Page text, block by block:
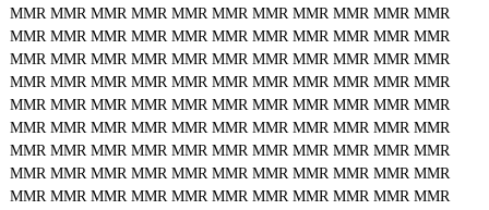
MMR MMR MMR MMR MMR MMR MMR MMR MMR MMR MMR
MMR MMR MMR MMR MMR MMR MMR MMR MMR MMR MMR
MMR MMR MMR MMR MMR MMR MMR MMR MMR MMR MMR
MMR MMR MMR MMR MMR MMR MMR MMR MMR MMR MMR
MMR MMR MMR MMR MMR MMR MMR MMR MMR MMR MMR
MMR MMR MMR MMR MMR MMR MMR MMR MMR MMR MMR
MMR MMR MMR MMR MMR MMR MMR MMR MMR MMR MMR
MMR MMR MMR MMR MMR MMR MMR MMR MMR MMR MMR
MMR MMR MMR MMR MMR MMR MMR MMR MMR MMR MMR